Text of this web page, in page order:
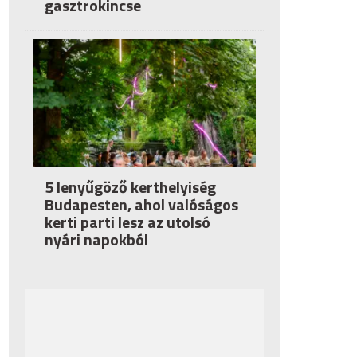
gasztrokincse
5 lenyűgöző kerthelyiség
Budapesten, ahol valóságos
kerti parti lesz az utolsó
nyári napokból